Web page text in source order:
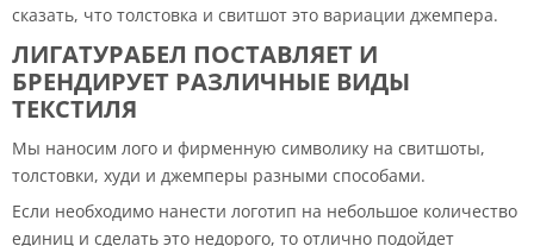
сказать, что толстовка и свитшот это вариации джемпера.
ЛИГАТУРАБЕЛ ПОСТАВЛЯЕТ И
БРЕНДИРУЕТ РАЗЛИЧНЫЕ ВИДЫ
ТЕКСТИЛЯ
Мы наносим лого и фирменную символику на свитшоты,
толстовки, худи и джемперы разными способами.
Если необходимо нанести логотип на небольшое количество
единиц и сделать это недорого, то отлично подойдет